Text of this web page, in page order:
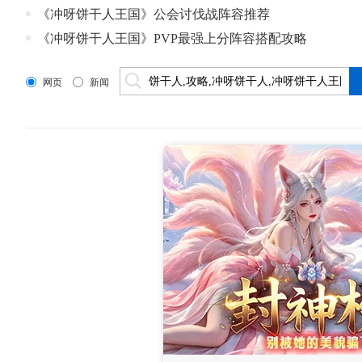
《冲呀饼干人王国》公会讨伐战阵容推荐
《冲呀饼干人王国》PVP最强上分阵容搭配攻略
网页 新闻